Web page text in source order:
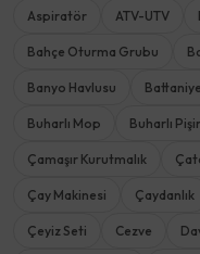
Aspiratör ATV-UTV
Bahçe Oturma Grubu
Banyo Havlusu Battaniye
Buharlı Mop Buharlı
Çamaşır Kurutmalık
Çay Makinesi Çaydanlık
Çeyiz Seti Cezve